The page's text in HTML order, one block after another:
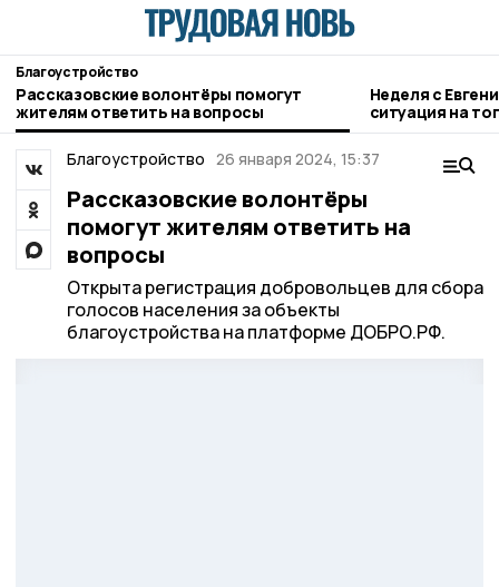
Благоустройство
Рассказовские волонтёры помогут
жителям ответить на вопросы
Неделя с
ситуация на
городе и
Благоустройство 26 января 2024, 15:37
Рассказовские волонтёры
помогут жителям ответить на
вопросы
Открыта регистрация добровольцев для сбора
голосов населения за объекты
благоустройства на платформе ДОБРО.РФ.